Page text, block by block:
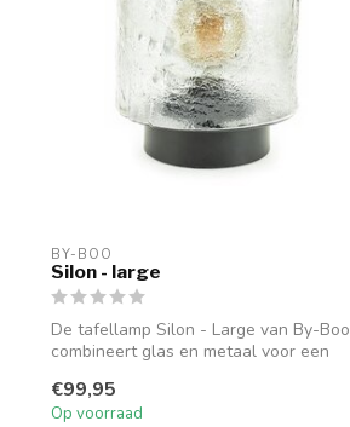
BY-BOO
Silon - large
De tafellamp Silon - Large van By-Boo
combineert glas en metaal voor een
€99,95
Op voorraad